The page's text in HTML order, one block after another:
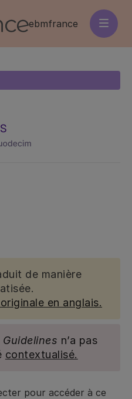
ebmfrance
de manière
en anglais.
Guidelines n’a pas
contextualisé.
pour accéder à ce